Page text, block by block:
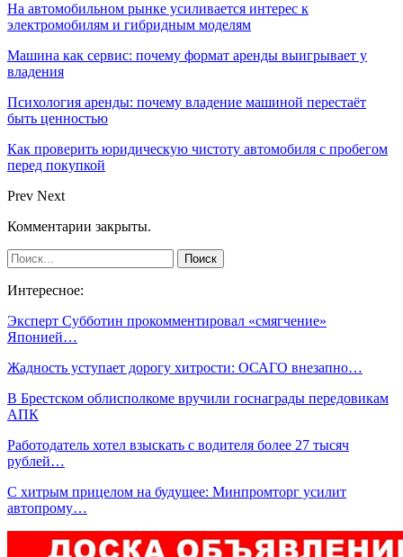
На автомобильном рынке усиливается интерес к
электромобилям и гибридным моделям
Машина как сервис: почему формат аренды выигрывает у
владения
Психология аренды: почему владение машиной перестаёт
быть ценностью
Как проверить юридическую чистоту автомобиля с пробегом
перед покупкой
Prev Next
Комментарии закрыты.
Интересное:
Эксперт Субботин прокомментировал «смягчение»
Японией…
Жадность уступает дорогу хитрости: ОСАГО внезапно…
В Брестском облисполкоме вручили госнаграды передовикам
АПК
Работодатель хотел взыскать с водителя более 27 тысяч
рублей…
С хитрым прицелом на будущее: Минпромторг усилит
автопрому…